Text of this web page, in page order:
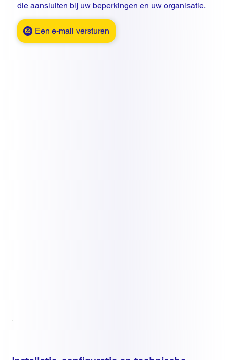
die aansluiten bij uw beperkingen en uw organisatie.
Een e-mail versturen